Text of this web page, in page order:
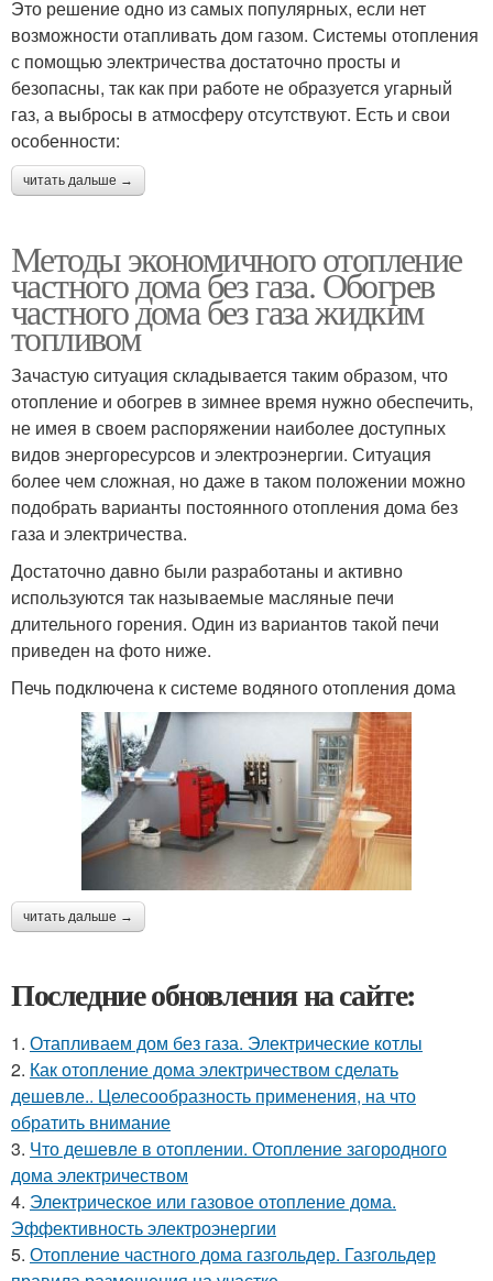
Это решение одно из самых популярных, если нет
возможности отапливать дом газом. Системы отопления
с помощью электричества достаточно просты и
безопасны, так как при работе не образуется угарный
газ, а выбросы в атмосферу отсутствуют. Есть и свои
особенности:
читать дальше →
Методы экономичного отопление
частного дома без газа. Обогрев
частного дома без газа жидким
топливом
Зачастую ситуация складывается таким образом, что
отопление и обогрев в зимнее время нужно обеспечить,
не имея в своем распоряжении наиболее доступных
видов энергоресурсов и электроэнергии. Ситуация
более чем сложная, но даже в таком положении можно
подобрать варианты постоянного отопления дома без
газа и электричества.
Достаточно давно были разработаны и активно
используются так называемые масляные печи
длительного горения. Один из вариантов такой печи
приведен на фото ниже.
Печь подключена к системе водяного отопления дома
читать дальше →
Последние обновления на сайте:
1. Отапливаем дом без газа. Электрические котлы
2. Как отопление дома электричеством сделать
дешевле.. Целесообразность применения, на что
обратить внимание
3. Что дешевле в отоплении. Отопление загородного
дома электричеством
4. Электрическое или газовое отопление дома.
Эффективность электроэнергии
5. Отопление частного дома газгольдер. Газгольдер